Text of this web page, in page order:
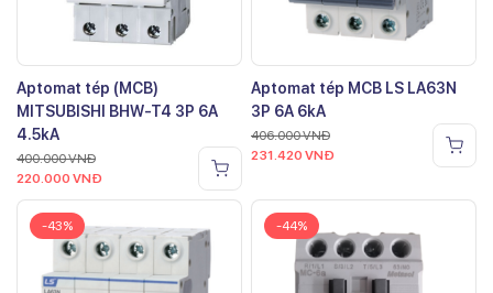
Aptomat tép (MCB)
MITSUBISHI BHW-T4 3P 6A
4.5kA
400.000VNĐ
220.000 VNĐ
Aptomat tép MCB LS LA63N
3P 6A 6kA
406.000VNĐ
231.420 VNĐ
-43% -44%